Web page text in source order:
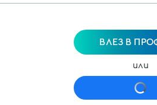
ВЛЕЗ В
или